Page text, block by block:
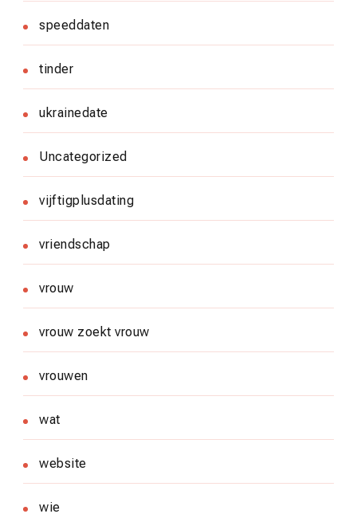
speeddaten
tinder
ukrainedate
Uncategorized
vijftigplusdating
vriendschap
vrouw
vrouw zoekt vrouw
vrouwen
wat
website
wie